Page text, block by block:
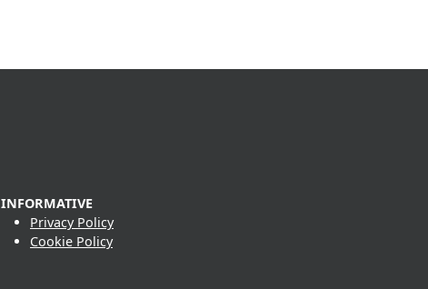
INFORMATIVE
Privacy Policy
Cookie Policy